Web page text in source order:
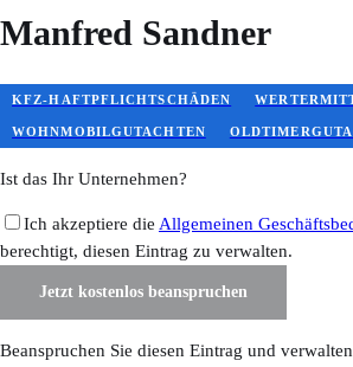
Manfred Sandner
KFZ-HAFTPFLICHTSCHÄDEN
WOHNMOBILGUTACHTEN
Ist das Ihr Unternehmen?
Ich akzeptiere die Allgemeinen
berechtigt, diesen Eintrag zu verwalten.
Jetzt kostenlos beanspruchen
Beanspruchen Sie diesen Eintrag und